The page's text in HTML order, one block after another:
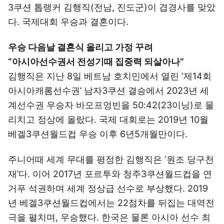
3쿠션 톱랭커 김행직(전남, 진도군)이 겹경사를 맞았
다. 국제대회 우승과 결혼이다.
우승 다음날 결혼식 올리고 가정 꾸려
“아시아선수권서 전성기때 집중력 되살아나”
김행직은 지난 8일 베트남 호치민에서 열린 ‘제14회
아시아캐롬선수권’ 남자3쿠션 결승에서 2023년 세
계선수권 우승자 바오프엉빈을 50:42(23이닝)로 물
리치고 정상에 올랐다. 국제 대회로는 2019년 10월
베겔3쿠션월드컵 우승 이후 6년5개월만이다.
주니어때 세계 무대를 평정한 김행직은 ‘원조 당구천
재’다. 이어 2017년 포르투와 청주3쿠션월드컵을 연
거푸 석권하며 세계 정상급 선수로 부상했다. 2019
년 베겔3쿠션월드컵에서는 22점차를 뒤집는 대역전
극을 펼치며, 우승했다. 한국은 물론 아시아 선수 최